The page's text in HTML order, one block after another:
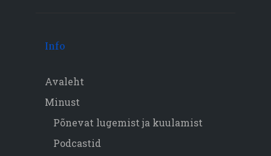
Info
Avaleht
Minust
Põnevat lugemist ja kuulamist
Podcastid